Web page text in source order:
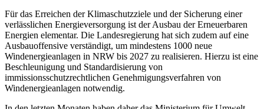
Für das Erreichen der Klimaschutzziele und der Sicherung einer
verlässlichen Energieversorgung ist der Ausbau der Erneuerbaren
Energien elementar. Die Landesregierung hat sich zudem auf eine
Ausbauoffensive verständigt, um mindestens 1000 neue
Windenergieanlagen in NRW bis 2027 zu realisieren. Hierzu ist eine
Beschleunigung und Standardisierung von
immissionsschutzrechtlichen Genehmigungsverfahren von
Windenergieanlagen notwendig.